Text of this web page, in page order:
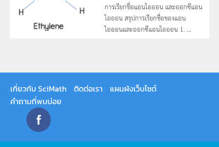
การเรียกชื่อแอนไอออน และออกซีแอน
ไอออน สรุปการเรียกชื่อของแอน
ไอออนและออกซีแอนไอออน 1. ...
เกี่ยวกับ SciMath ติดต่อเรา
แผนผังเว็บไซต์
คำถามที่พบบ่อย